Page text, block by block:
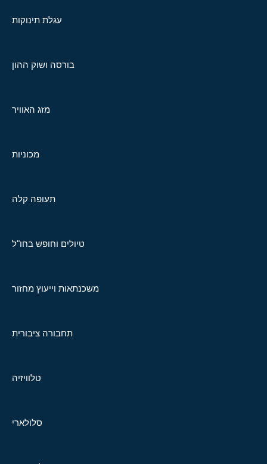
עגלת תינוקות
בורסה ושוק ההון
מזג האוויר
מכוניות
תעופה קלה
טיולים וחופש בחו"ל
משכנתאות וייעוץ מחזור
תחבורה ציבורית
טלוויזיה
סלולארי